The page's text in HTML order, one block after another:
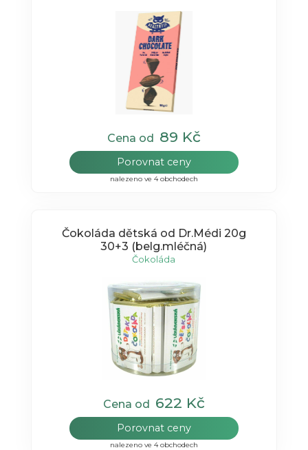
Cena od 89 Kč
Porovnat ceny
nalezeno ve 4 obchodech
Čokoláda dětská od Dr.Médi 20g
30+3 (belg.mléčná)
Čokoláda
Cena od 622 Kč
Porovnat ceny
nalezeno ve 4 obchodech